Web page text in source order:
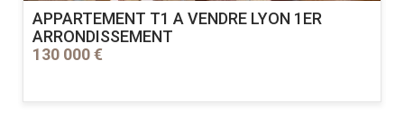
APPARTEMENT T1 A VENDRE LYON 1ER
ARRONDISSEMENT
130 000 €